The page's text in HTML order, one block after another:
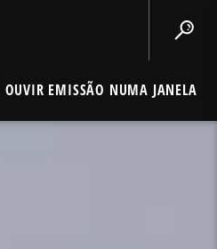
OUVIR EMISSÃO NUMA JANELA